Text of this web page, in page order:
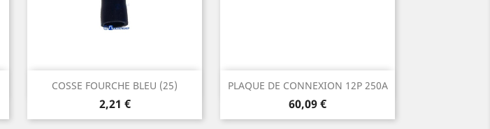
COSSE FOURCHE BLEU (25)
Prix
2,21 €
 Aperçu rapide PLAQUE DE CONNEXION 12P 250A
Prix
60,09 €
Aperçu rapide